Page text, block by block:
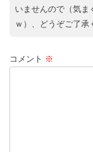
いませんので（気ま
ｗ）、どうぞご了承
コメント ※